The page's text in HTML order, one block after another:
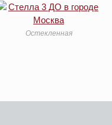
Остекленная